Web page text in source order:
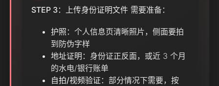
STEP 3：上传身份证明文件 需要准备：
护照 ：个人信息页清晰照片，侧面要拍
到防伪字样
地址证明 ：身份证正反面，或近 3 个月
的水电/银行账单
自拍/视频验证 ：部分情况下需要，按